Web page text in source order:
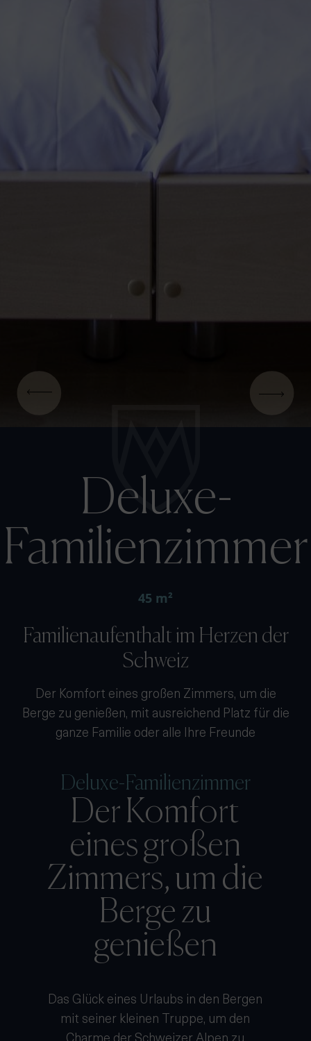
Deluxe-
Familienzimmer
45 m²
Familienaufenthalt im Herzen der
Schweiz
Der Komfort eines großen Zimmers, um die
Berge zu genießen, mit ausreichend Platz für die
ganze Familie oder alle Ihre Freunde
Deluxe-Familienzimmer
Der Komfort
eines großen
Zimmers, um die
Berge zu
genießen
Das Glück eines Urlaubs in den Bergen
mit seiner kleinen Truppe, um den